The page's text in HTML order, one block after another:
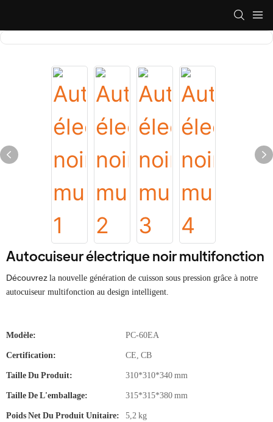
Autocuiseur électrique noir multifonction
Découvrez la nouvelle génération de cuisson sous pression grâce à notre
autocuiseur multifonction au design intelligent.
Modèle: PC-60EA
Certification: CE, CB
Taille Du Produit: 310*310*340 mm
Taille De L'emballage: 315*315*380 mm
Poids Net Du Produit Unitaire: 5,2 kg